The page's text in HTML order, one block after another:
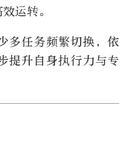
运转。
多任务频繁切换，依
提升自身执行力与专